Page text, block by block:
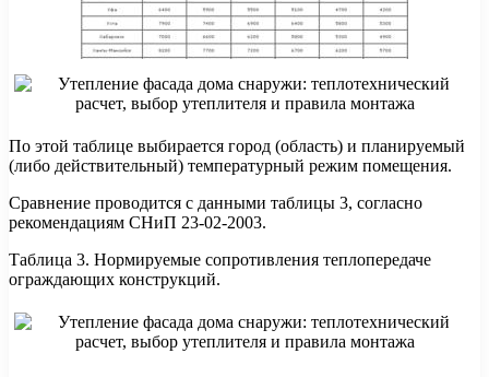
По этой таблице выбирается город (область) и планируемый
(либо действительный) температурный режим помещения.
Сравнение проводится с данными таблицы 3, согласно
рекомендациям СНиП 23-02-2003.
Таблица 3. Нормируемые сопротивления теплопередаче
ограждающих конструкций.